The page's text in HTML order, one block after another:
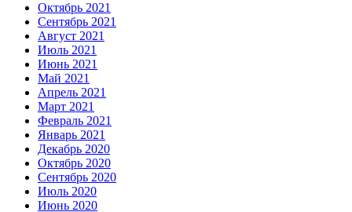
Октябрь 2021
Сентябрь 2021
Август 2021
Июль 2021
Июнь 2021
Май 2021
Апрель 2021
Март 2021
Февраль 2021
Январь 2021
Декабрь 2020
Октябрь 2020
Сентябрь 2020
Июль 2020
Июнь 2020